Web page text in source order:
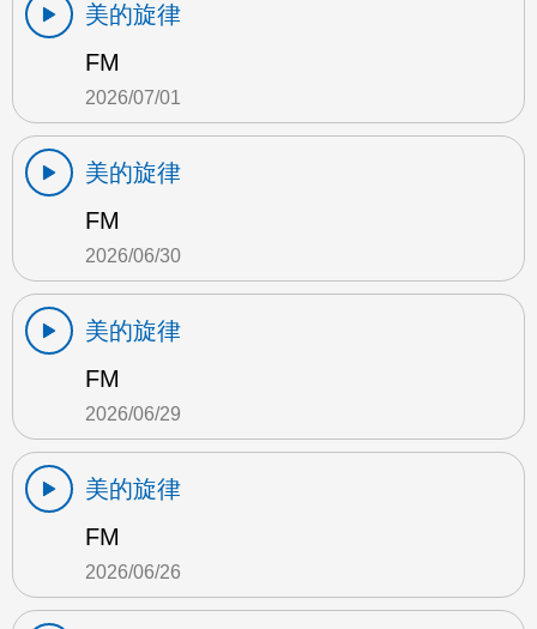
美的旋律
FM
2026/07/01
美的旋律
FM
2026/06/30
美的旋律
FM
2026/06/29
美的旋律
FM
2026/06/26